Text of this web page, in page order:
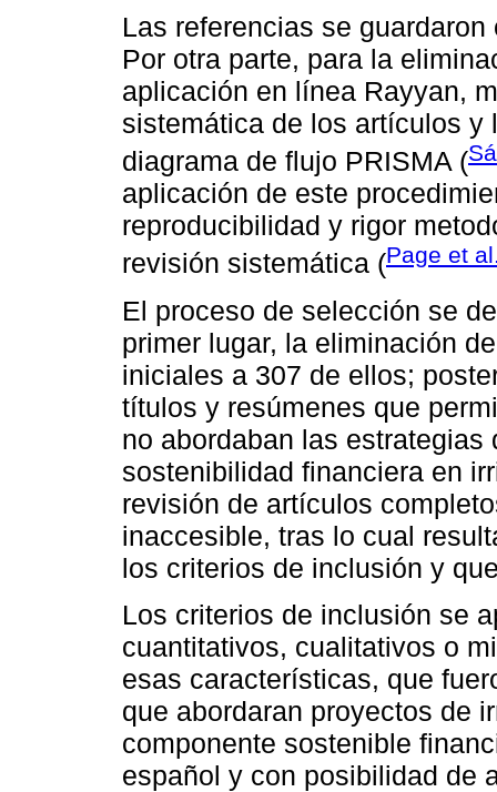
Las referencias se
Por otra parte, para la
aplicación en línea Rayyan,
sistemática de los artículos
diagrama de flujo PRISMA (
aplicación de este
reproducibilidad y rigor
revisión sistemática (Page et
El proceso de selección se
primer lugar, la eliminación
iniciales a 307 de ellos;
títulos y resúmenes que
no abordaban las
sostenibilidad financiera en
revisión de artículos
inaccesible, tras lo cual
los criterios de inclusión y
Los criterios de inclusión se
cuantitativos, cualitativos o
esas características, que
que abordaran proyectos de
componente sostenible
español y con posibilidad de